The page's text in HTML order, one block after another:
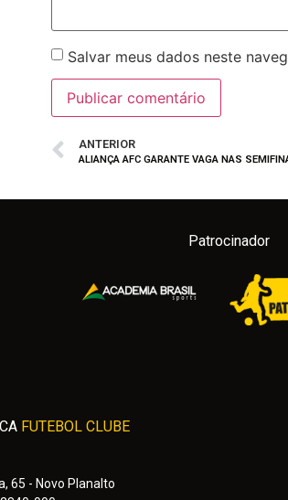
Salvar meus dados neste
ANTERIOR
Patrocinador
FUTEBOL CLUBE
65 - Novo Planalto